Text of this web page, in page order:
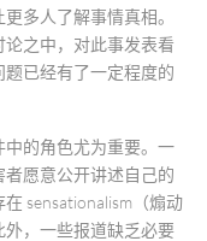
多人了解事情真相。
之中，对此事发表看
已经有了一定程度的
的角色尤为重要。一
愿意公开讲述自己的
sensationalism（煽动
，一些报道缺乏必要